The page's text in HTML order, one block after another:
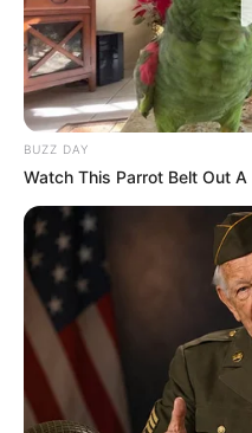
17 Rare Churches
BRAINBERRIES
BUZZ DAY
Watch This Parrot Belt Out